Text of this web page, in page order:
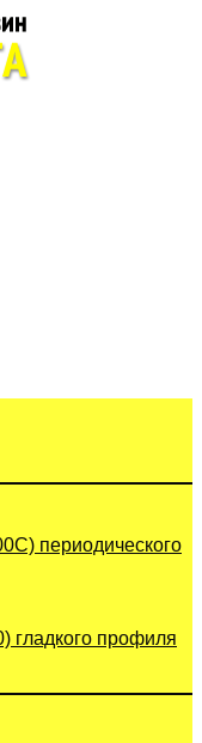
периодического
гладкого профиля